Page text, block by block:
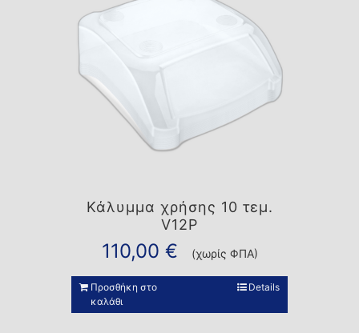
Κάλυμμα χρήσης 10 τεμ.
V12P
110,00 € (χωρίς ΦΠΑ)
Προσθήκη στο
καλάθι
Details